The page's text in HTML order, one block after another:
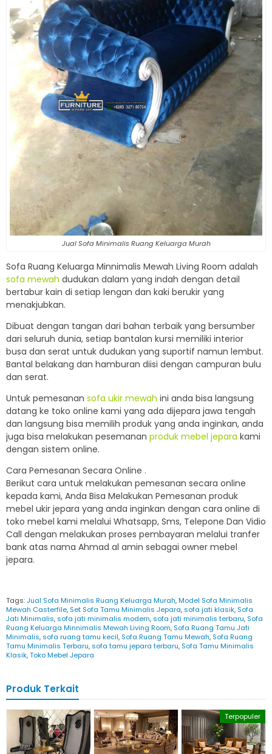
Jual Sofa Minimalis Ruang Keluarga Murah
Sofa Ruang Keluarga Minnimalis Mewah Living Room adalah
sofa mewah dudukan dalam yang indah dengan detail
bertabur kain di setiap lengan dan kaki berukir yang
menakjubkan.
Dibuat dengan tangan dari bahan terbaik yang bersumber
dari seluruh dunia, setiap bantalan kursi memiliki interior
busa dan serat untuk dudukan yang suportif namun lembut.
Bantal belakang dan hamburan diisi dengan campuran bulu
dan serat.
Untuk pemesanan sofa ukir mewah ini anda bisa langsung
datang ke toko online kami yang ada dijepara jawa tengah
dan langsung bisa memilih produk yang anda inginkan, anda
juga bisa melakukan pesemanan produk mebel jepara kami
dengan sistem online.
Cara Pemesanan Secara Online .
Berikut cara untuk melakukan pemesanan secara online
kepada kami, Anda Bisa Melakukan Pemesanan produk
mebel ukir jepara yang anda inginkan dengan cara online di
toko mebel kami melalui Whatsapp, Sms, Telepone Dan Vidio
Call dengan melakukan proses pembayaran melalui tranfer
bank atas nama Ahmad al amin sebagai owner mebel
jepara.
Tags:Jual Sofa Minimalis Ruang Keluarga Murah,Model Sofa Minimalis
Mewah Casterfile, Set Sofa Tamu Minimalis Jepara,sofa jati klasik, Sofa
Jati Minimalis,sofa jati minimalis modern,sofa jati minimalis terbaru, Sofa
Ruang Keluarga Minnimalis Mewah Living Room, Sofa Ruang Tamu Jati
Minimalis,sofa ruang tamu kecil, Sofa Ruang Tamu Mewah, Sofa Ruang
Tamu Minimalis Terbaru,sofa tamu jepara terbaru, Sofa Tamu Minimalis
Klasik,Toko Mebel Jepara
Produk Terkait
Terpopuler